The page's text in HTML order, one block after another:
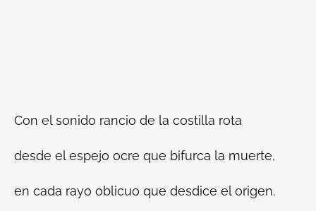
Con el sonido rancio de la costilla rota
desde el espejo ocre que bifurca la muerte,
en cada rayo oblicuo que desdice el origen.